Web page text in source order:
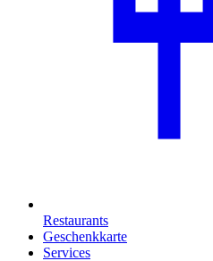
Restaurants
Geschenkkarte
Services